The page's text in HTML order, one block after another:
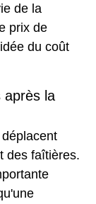
de la
prix de
du coût
après la
des faîtières.